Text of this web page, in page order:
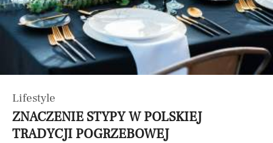
Lifestyle
ZNACZENIE STYPY W POLSKIEJ
TRADYCJI POGRZEBOWEJ